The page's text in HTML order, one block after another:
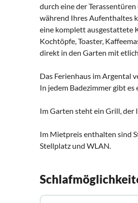
durch eine der
während Ihres Aufenthaltes
eine komplett ausgestattete
Kochtöpfe, Toaster,
direkt in den Garten mit
Das Ferienhaus im Argental
In jedem Badezimmer gibt es
Im Garten steht ein Grill,
Im Mietpreis enthalten sind
Stellplatz und WLAN.